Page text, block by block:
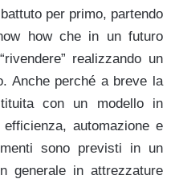
per primo, partendo
how che in un futuro
realizzando un
Anche perché a breve la
con un modello in
automazione e
sono previsti in un
generale in attrezzature